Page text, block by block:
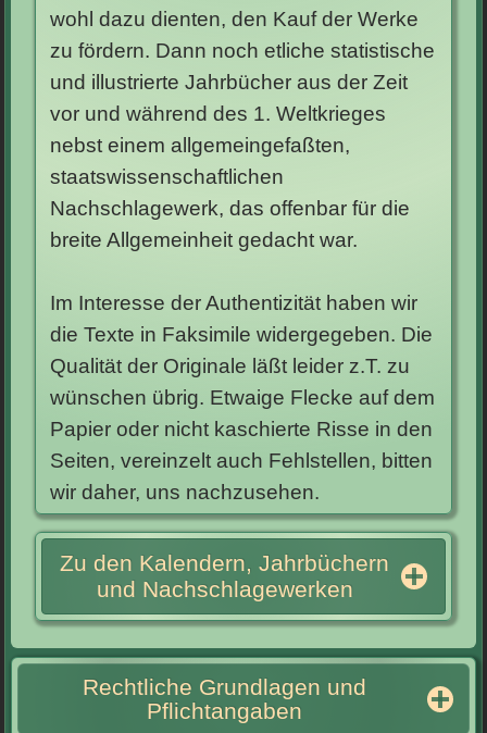
wohl dazu dienten, den Kauf der Werke
zu fördern. Dann noch etliche statistische
und illustrierte Jahrbücher aus der Zeit
vor und während des 1. Weltkrieges
nebst einem allgemeingefaßten,
staatswissenschaftlichen
Nachschlagewerk, das offenbar für die
breite Allgemeinheit gedacht war.
Im Interesse der Authentizität haben wir
die Texte in Faksimile widergegeben. Die
Qualität der Originale läßt leider z.T. zu
wünschen übrig. Etwaige Flecke auf dem
Papier oder nicht kaschierte Risse in den
Seiten, vereinzelt auch Fehlstellen, bitten
wir daher, uns nachzusehen.
Zu den Kalendern, Jahrbüchern
und Nachschlagewerken
Rechtliche Grundlagen und
Pflichtangaben